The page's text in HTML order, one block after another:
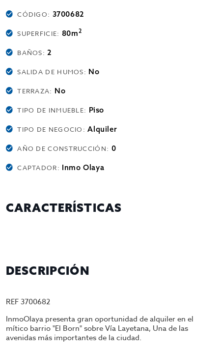
CÓDIGO: 3700682
SUPERFICIE: 80m2
BAÑOS:2
SALIDA DE HUMOS: No
TERRAZA: No
TIPO DE INMUEBLE: Piso
TIPO DE NEGOCIO:Alquiler
AÑO DE CONSTRUCCIÓN: 0
CAPTADOR: Inmo Olaya
CARACTERÍSTICAS
DESCRIPCIÓN
REF 3700682
InmoOlaya presenta gran oportunidad de alquiler en el
mítico barrio "El Born" sobre Vía Layetana, Una de las
avenidas más importantes de la ciudad.